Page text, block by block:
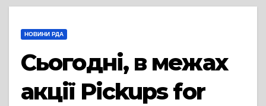
НОВИНИ РДА
Сьогодні, в межах
акції Pickups for